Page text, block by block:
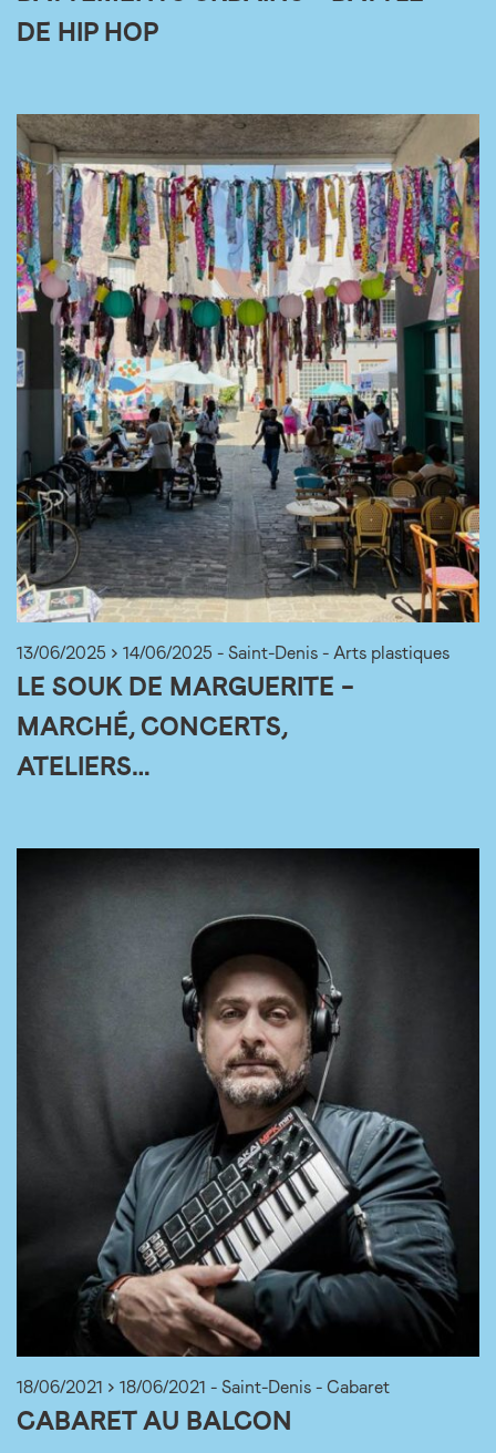
DE HIP HOP
13/06/2025 > 14/06/2025 - Saint-Denis - Arts plastiques
LE SOUK DE MARGUERITE –
MARCHÉ, CONCERTS,
ATELIERS…
18/06/2021 > 18/06/2021 - Saint-Denis - Cabaret
CABARET AU BALCON